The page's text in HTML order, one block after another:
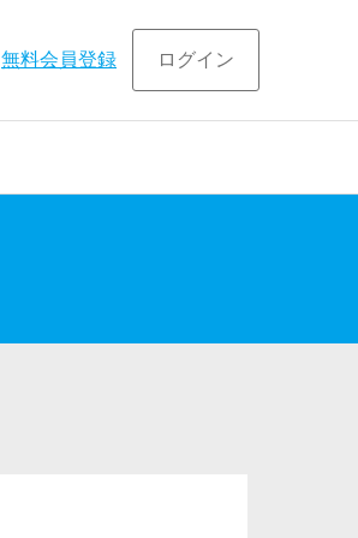
無料会員登録 ログイン